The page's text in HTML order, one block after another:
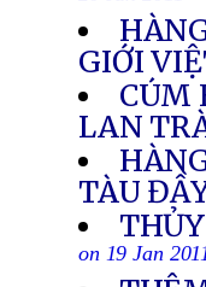
GIỚI
CÚM
LAN
TÀU
on 19 Jan